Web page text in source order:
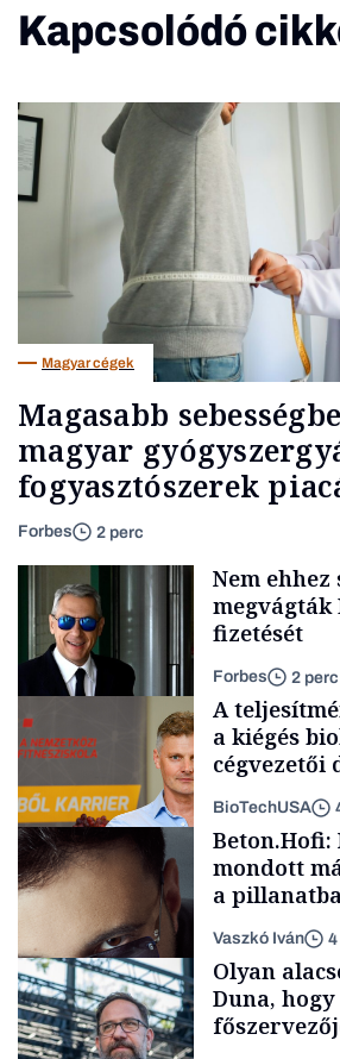
Kapcsolódó
Magyar cégek
Magasabb
magyar
fogyasztószerek
Forbes 2 perc
Politika
Nem
megvágták
fizetését
Forbes 2 perc
Content Lab HUB
A
a kiégés
cégvezetői
BioTechUSA
mondott
a
a
kimondani
Vaszkó Iván 4
Olyan
Duna, hogy